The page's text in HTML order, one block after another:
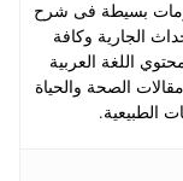
بسيطة فى شرح
الجارية وكافة
اللغة العربية
الصحة والحياة
الطبيعية.